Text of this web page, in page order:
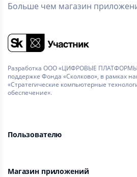
Больше чем магазин
Разработка ООО «ЦИФРОВЫЕ
поддержке Фонда «Сколково», в рамках
«Стратегические компьютерные
обеспечение».
Пользователю
Магазин приложений